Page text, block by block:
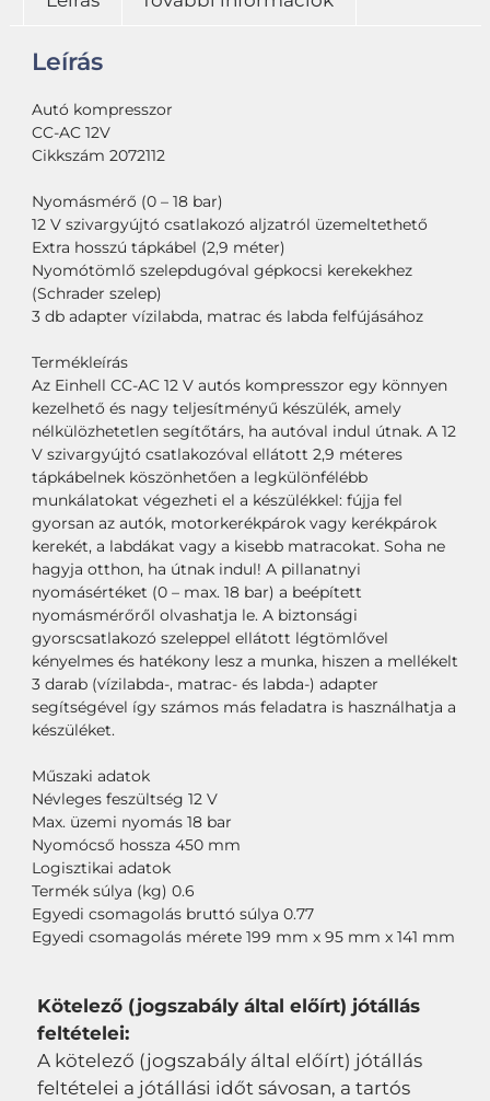
Leírás
Autó kompresszor
CC-AC 12V
Cikkszám 2072112
Nyomásmérő (0 – 18 bar)
12 V szivargyújtó csatlakozó aljzatról üzemeltethető
Extra hosszú tápkábel (2,9 méter)
Nyomótömlő szelepdugóval gépkocsi kerekekhez
(Schrader szelep)
3 db adapter vízilabda, matrac és labda felfújásához
Termékleírás
Az Einhell CC-AC 12 V autós kompresszor egy könnyen
kezelhető és nagy teljesítményű készülék, amely
nélkülözhetetlen segítőtárs, ha autóval indul útnak. A 12
V szivargyújtó csatlakozóval ellátott 2,9 méteres
tápkábelnek köszönhetően a legkülönfélébb
munkálatokat végezheti el a készülékkel: fújja fel
gyorsan az autók, motorkerékpárok vagy kerékpárok
kerekét, a labdákat vagy a kisebb matracokat. Soha ne
hagyja otthon, ha útnak indul! A pillanatnyi
nyomásértéket (0 – max. 18 bar) a beépített
nyomásmérőről olvashatja le. A biztonsági
gyorscsatlakozó szeleppel ellátott légtömlővel
kényelmes és hatékony lesz a munka, hiszen a mellékelt
3 darab (vízilabda-, matrac- és labda-) adapter
segítségével így számos más feladatra is használhatja a
készüléket.
Műszaki adatok
Névleges feszültség 12 V
Max. üzemi nyomás 18 bar
Nyomócső hossza 450 mm
Logisztikai adatok
Termék súlya (kg) 0.6
Egyedi csomagolás bruttó súlya 0.77
Egyedi csomagolás mérete 199 mm x 95 mm x 141 mm
Kötelező (jogszabály által előírt) jótállás
feltételei:
A kötelező (jogszabály által előírt) jótállás
feltételei a jótállási időt sávosan, a tartós